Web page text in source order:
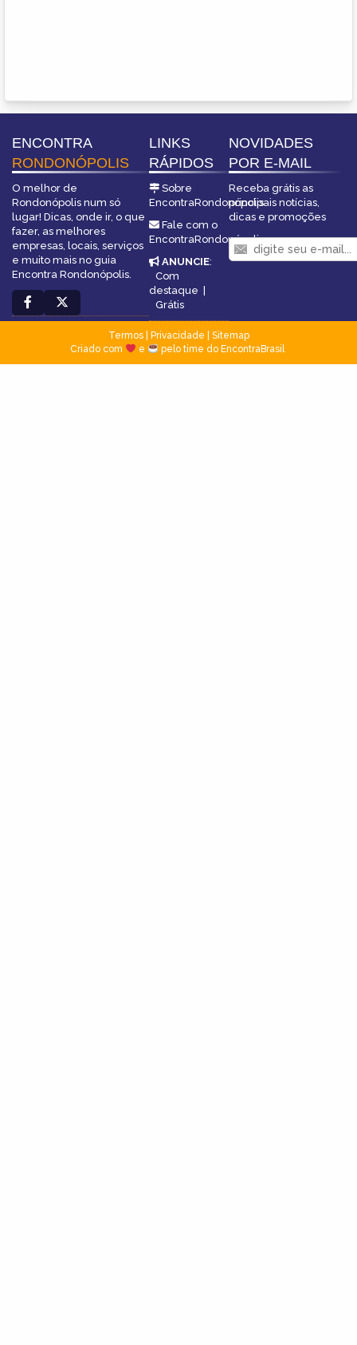
ENCONTRA
RONDONÓPOLIS
O melhor de
Rondonópolis num só
lugar! Dicas, onde ir, o que
fazer, as melhores
empresas, locais, serviços
e muito mais no guia
Encontra Rondonópolis.
LINKS
RÁPIDOS
Sobre
EncontraRondonópolis
Fale com o
EncontraRondonópolis
ANUNCIE:
Com
destaque |
Grátis
NOVIDADES
POR E-MAIL
Receba grátis as
principais notícias,
dicas e promoções
Termos| Privacidade
Sitemap
Criado com
e pelo time do EncontraBrasil